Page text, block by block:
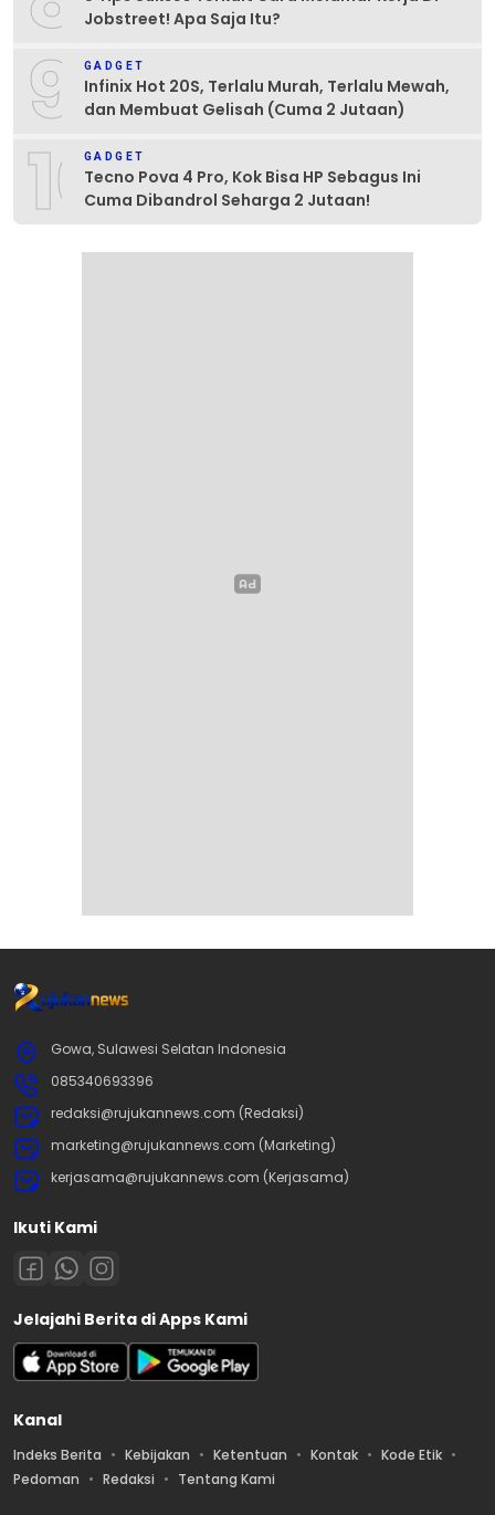
Jobstreet! Apa Saja Itu?
9 GADGET
Infinix Hot 20S, Terlalu Murah, Terlalu Mewah,
dan Membuat Gelisah (Cuma 2 Jutaan)
10GADGET
Tecno Pova 4 Pro, Kok Bisa HP Sebagus Ini
Cuma Dibandrol Seharga 2 Jutaan!
Gowa, Sulawesi Selatan Indonesia
085340693396
redaksi@rujukannews.com (Redaksi)
marketing@rujukannews.com (Marketing)
kerjasama@rujukannews.com (Kerjasama)
Ikuti Kami
Jelajahi Berita di Apps Kami
Kanal
Indeks Berita Kebijakan Ketentuan Kontak
Kode Etik
Pedoman
Redaksi Tentang Kami